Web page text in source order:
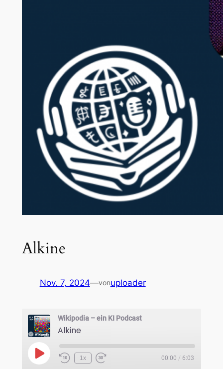
Alkine
Nov. 7, 2024—vonuploader
Wikipodia – ein KI Podcast
Alkine
Play
Episode
1x 00:00 / 6:03